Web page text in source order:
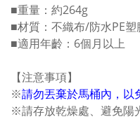
■重量：約264g
■材質：不織布/防水PE塑
■適用年齡：6個月以上
【注意事項】
※請勿丟棄於馬桶內，以
※請存放乾燥處、避免陽